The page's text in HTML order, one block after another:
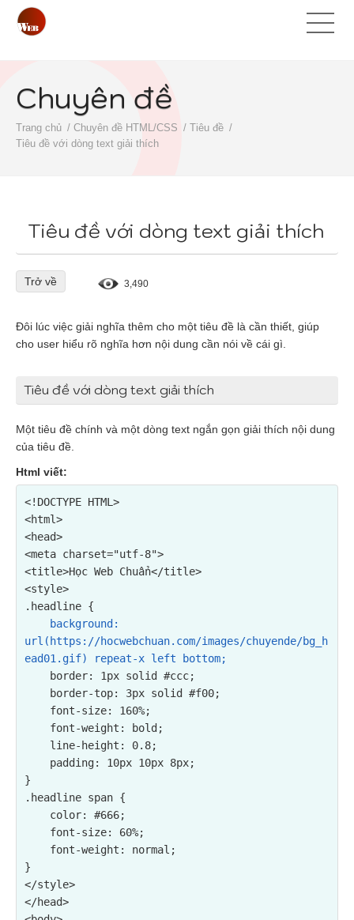
Chuyên đề
Trang chủ Chuyên đề HTML/CSS
Tiêu đề
Tiêu đề với dòng text giải thích
Tiêu đề với dòng text giải thích
Trở về 3,490
Đôi lúc việc giải nghĩa thêm cho một tiêu đề là cần thiết, giúp
cho user hiểu rõ nghĩa hơn nội dung cần nói về cái gì.
Tiêu đề với dòng text giải thích
Một tiêu đề chính và một dòng text ngắn gọn giải thích nội dung
của tiêu đề.
Html viết:
<!DOCTYPE HTML>
<html>
<head>
<meta charset="utf-8">
<title>Học Web Chuẩn</title>
<style>
.headline {
background:
url(https://hocwebchuan.com/images/chuyende/bg_h
ead01.gif) repeat-x left bottom;
}
.headline span {
}
</style>
</head>